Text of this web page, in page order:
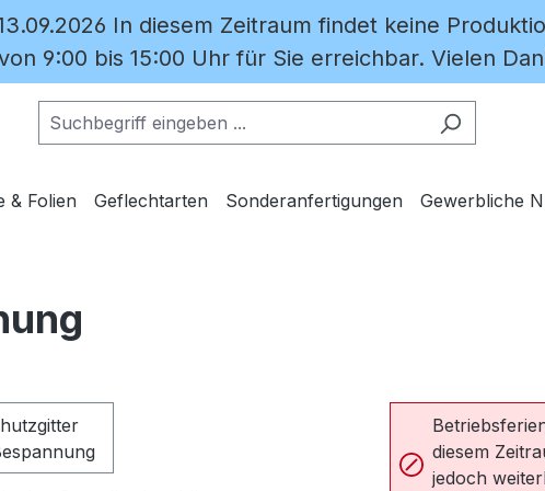
In diesem Zeitraum findet keine
9:00 bis 15:00 Uhr für Sie erreichbar. Vielen
& Folien Geflechtarten Sonderanfertigungen Gewerbliche
diesem
jedoch